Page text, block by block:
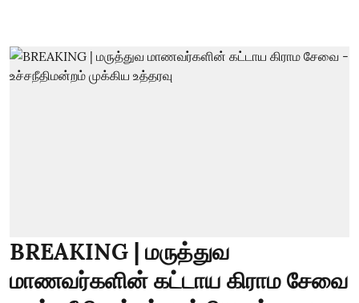
BREAKING | மருத்துவ
மாணவர்களின் கட்டாய கிராம சேவை